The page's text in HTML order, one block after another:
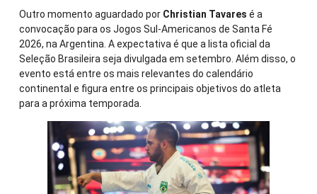
Outro momento aguardado por Christian Tavares é a
convocação para os Jogos Sul-Americanos de Santa Fé
2026, na Argentina. A expectativa é que a lista oficial da
Seleção Brasileira seja divulgada em setembro. Além disso, o
evento está entre os mais relevantes do calendário
continental e figura entre os principais objetivos do atleta
para a próxima temporada.